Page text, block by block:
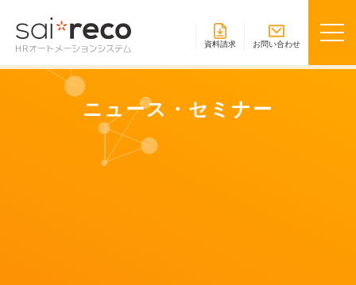
資料請求 お問い合わせ
ニュース・セミナー